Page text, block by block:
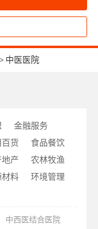
中医医院
金融服务
百货
食品餐饮
地产
农林牧渔
材料
环境管理
中西医结合医院